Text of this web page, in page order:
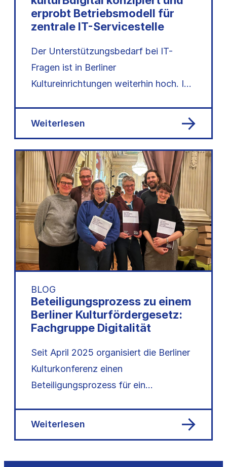
erprobt Betriebsmodell für
zentrale IT-Servicestelle
Der Unterstützungsbedarf bei IT-
Fragen ist in Berliner
Kultureinrichtungen weiterhin hoch. Im
Weiterlesen
BLOG
Beteiligungsprozess zu einem
Berliner Kulturfördergesetz:
Fachgruppe Digitalität
Seit April 2025 organisiert die Berliner
Kulturkonferenz einen
Beteiligungsprozess für ein
Weiterlesen